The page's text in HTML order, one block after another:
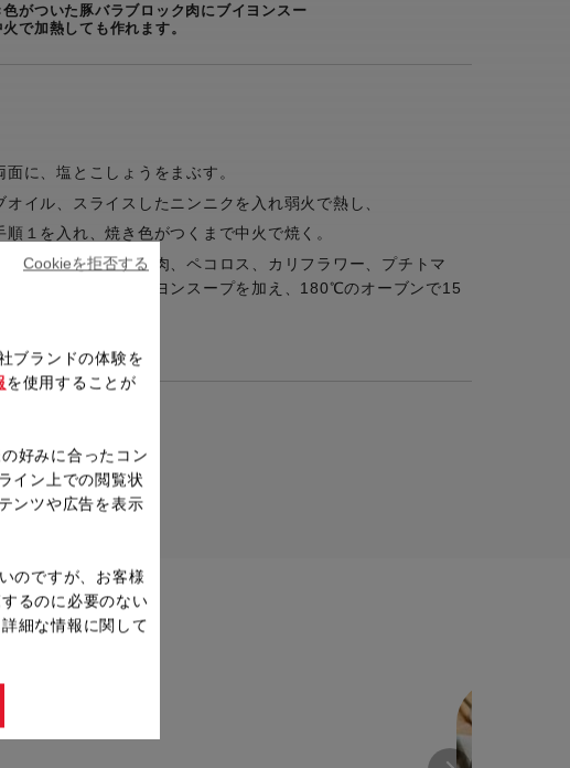
がついた豚バラブロック肉にブイヨンスー
で加熱しても作れます。
に、塩とこしょうをまぶす。
イル、スライスしたニンニクを入れ弱火で熱し、
１を入れ、焼き色がつくまで中火で焼く。
った豚バラブロック肉、ペコロス、カリフラワー、プチトマ
ッシュルーム、ブイヨンスープを加え、180℃のオーブンで15
ノを飾る。
ブランドの体験を
を使用することが
好みに合ったコン
イン上での閲覧状
ンツや広告を表示
のですが、お客様
るのに必要のない
細な情報に関して
Cookieを拒否する